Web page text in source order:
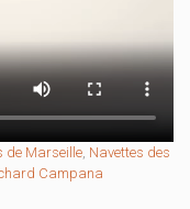
de Marseille Navettes des
Campana